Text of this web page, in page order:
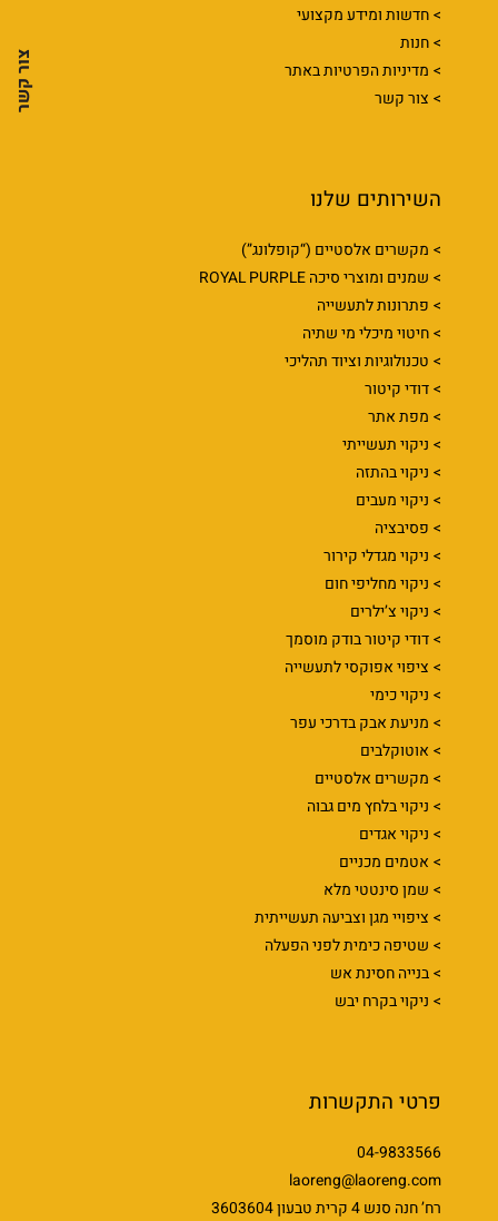
צור קשר
חדשות ומידע מקצועי
חנות
מדיניות הפרטיות באתר
צור קשר
השירותים שלנו
מקשרים אלסטיים (“קופלונג”)
שמנים ומוצרי סיכה ROYAL PURPLE
פתרונות לתעשייה
חיטוי מיכלי מי שתיה
טכנולוגיות וציוד תהליכי
דודי קיטור
מפת אתר
ניקוי תעשייתי
ניקוי בהתזה
ניקוי מעבים
פסיבציה
ניקוי מגדלי קירור
ניקוי מחליפי חום
ניקוי צ’ילרים
דודי קיטור בודק מוסמך
ציפוי אפוקסי לתעשייה
ניקוי כימי
מניעת אבק בדרכי עפר
אוטוקלבים
מקשרים אלסטיים
ניקוי בלחץ מים גבוה
ניקוי אגדים
אטמים מכניים
שמן סינטטי מלא
ציפויי מגן וצביעה תעשייתית
שטיפה כימית לפני הפעלה
בנייה חסינת אש
ניקוי בקרח יבש
פרטי התקשרות
04-9833566
laoreng@laoreng.com
רח’ חנה סנש 4 קרית טבעון 3603604